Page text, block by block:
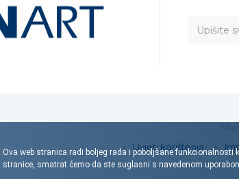
Uvjeti korištenja
Ova web stranica radi boljeg rada i poboljšane
stranice, smatrat ćemo da ste suglasni s navedenom